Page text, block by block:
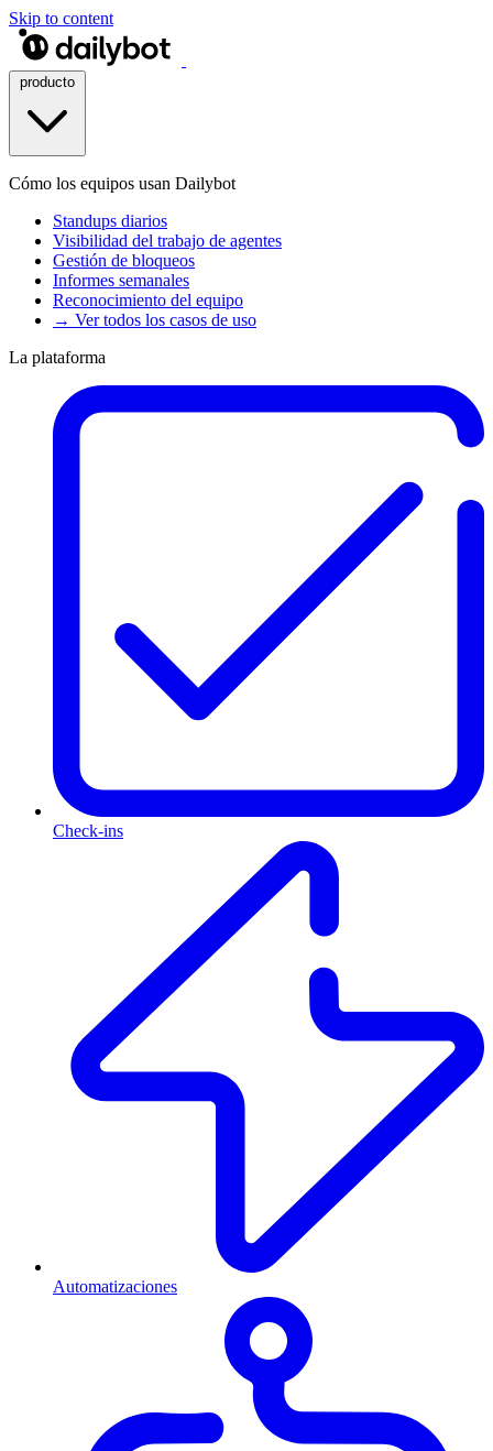
Skip to content
Cómo los equipos usan Dailybot
Standups diarios
Visibilidad del trabajo de agentes
Gestión de bloqueos
Informes semanales
Reconocimiento del equipo
→ Ver todos los casos de uso
La plataforma
Check-ins
Automatizaciones